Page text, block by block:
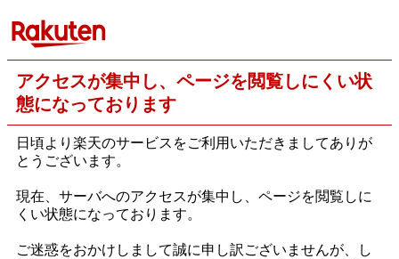
アクセスが集中し、ページを閲覧しにくい状
態になっております
日頃より楽天のサービスをご利用いただきましてありが
とうございます。
現在、サーバへのアクセスが集中し、ページを閲覧しに
くい状態になっております。
ご迷惑をおかけしまして誠に申し訳ございませんが、し